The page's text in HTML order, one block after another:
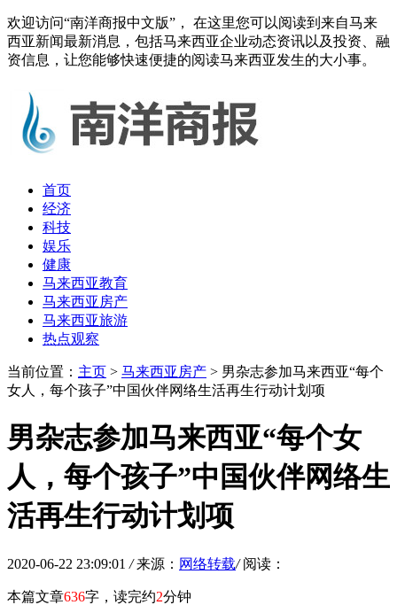
欢迎访问“南洋商报中文版”， 在这里您可以阅读到来自马来
西亚新闻最新消息，包括马来西亚企业动态资讯以及投资、融
资信息，让您能够快速便捷的阅读马来西亚发生的大小事。
首页
经济
科技
娱乐
健康
马来西亚教育
马来西亚房产
马来西亚旅游
热点观察
当前位置： 主页 > 马来西亚房产 > 男杂志参加马来西亚“每个
女人，每个孩子”中国伙伴网络生活再生行动计划项
男杂志参加马来西亚“每个女
人，每个孩子”中国伙伴网络生
活再生行动计划项
2020-06-22 23:09:01 / 来源： 网络转载/ 阅读：
本篇文章636字，读完约2分钟